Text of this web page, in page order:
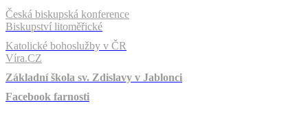
Česká biskupská konference
Biskupství litoměřické
Katolické bohoslužby v ČR
Víra.CZ
Základní škola sv. Zdislavy v Jablonci
Facebook farnosti